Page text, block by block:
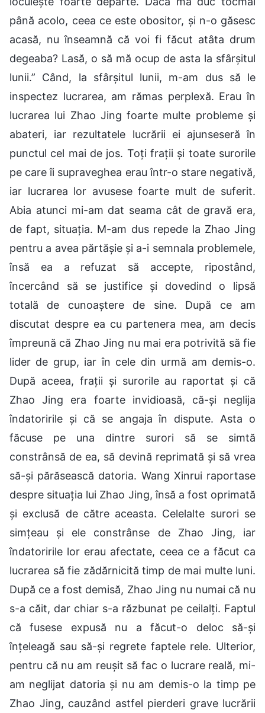
până acolo, ceea ce este obositor, și n-o găsesc
acasă, nu înseamnă că voi fi făcut atâta drum
degeaba? Lasă, o să mă ocup de asta la sfârșitul
lunii.” Când, la sfârșitul lunii, m-am dus să le
inspectez lucrarea, am rămas perplexă. Erau în
lucrarea lui Zhao Jing foarte multe probleme și
abateri, iar rezultatele lucrării ei ajunseseră în
punctul cel mai de jos. Toți frații și toate surorile
pe care îi supraveghea erau într-o stare negativă,
iar lucrarea lor avusese foarte mult de suferit.
Abia atunci mi-am dat seama cât de gravă era,
de fapt, situația. M-am dus repede la Zhao Jing
pentru a avea părtășie și a-i semnala problemele,
însă ea a refuzat să accepte, ripostând,
încercând să se justifice și dovedind o lipsă
totală de cunoaștere de sine. După ce am
discutat despre ea cu partenera mea, am decis
împreună că Zhao Jing nu mai era potrivită să fie
lider de grup, iar în cele din urmă am demis-o.
După aceea, frații și surorile au raportat și că
Zhao Jing era foarte invidioasă, că-și neglija
îndatoririle și că se angaja în dispute. Asta o
făcuse pe una dintre surori să se simtă
constrânsă de ea, să devină reprimată și să vrea
să-și părăsească datoria. Wang Xinrui raportase
despre situația lui Zhao Jing, însă a fost oprimată
și exclusă de către aceasta. Celelalte surori se
simțeau și ele constrânse de Zhao Jing, iar
îndatoririle lor erau afectate, ceea ce a făcut ca
lucrarea să fie zădărnicită timp de mai multe luni.
După ce a fost demisă, Zhao Jing nu numai că nu
s-a căit, dar chiar s-a răzbunat pe ceilalți. Faptul
că fusese expusă nu a făcut-o deloc să-și
înțeleagă sau să-și regrete faptele rele. Ulterior,
pentru că nu am reușit să fac o lucrare reală, mi-
am neglijat datoria și nu am demis-o la timp pe
Zhao Jing, cauzând astfel pierderi grave lucrării